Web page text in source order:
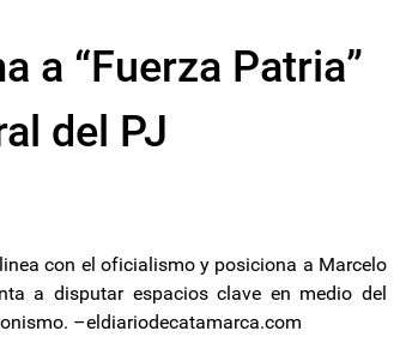
a “Fuerza Patria”
del PJ
con el oficialismo y posiciona a Marcelo
a disputar espacios clave en medio del
–eldiariodecatamarca.com